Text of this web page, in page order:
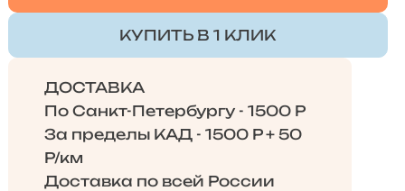
КУПИТЬ В 1 КЛИК
ДОСТАВКА
По Санкт-Петербургу - 1500 Р
За пределы КАД - 1500 Р + 50
Р/км
Доставка по всей России